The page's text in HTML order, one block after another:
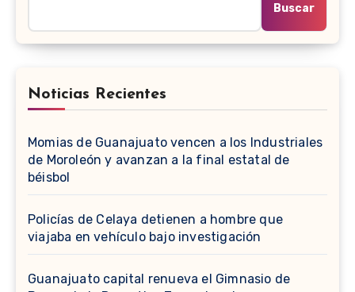
Buscar
Noticias Recientes
Momias de Guanajuato vencen a los Industriales
de Moroleón y avanzan a la final estatal de
béisbol
Policías de Celaya detienen a hombre que
viajaba en vehículo bajo investigación
Guanajuato capital renueva el Gimnasio de